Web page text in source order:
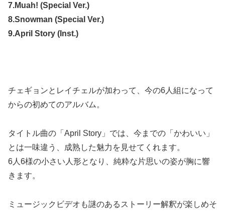
7.Muah! (Special Ver.)
8.Snowman (Special Ver.)
9.April Story (Inst.)
チェギョンとレイチェルが加わって、今の6人組になって
からの初めてのアルバム。
タイトル曲の「April Story」では、今までの「かわいい」
とは一味違う、成熟した魅力を見せてくれます。
6人6様の小さい人形となり、純粋な片思いの姿が胸に響
きます。
ミュージックビデオも謎のあるストーリー解釈が楽しめそ